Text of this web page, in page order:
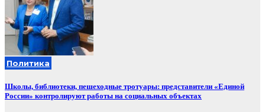
Политика
Школы, библиотеки, пешеходные тротуары: представители «Единой
России» контролируют работы на социальных объектах